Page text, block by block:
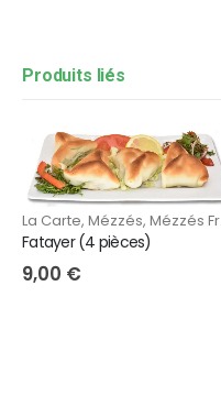
Produits liés
La Carte, Mézzés, Mézzés Froids
Fatayer (4 pièces)
9,00 €